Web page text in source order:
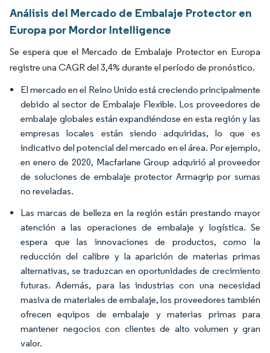
Análisis del Mercado de Embalaje Protector en
Europa por Mordor Intelligence
Se espera que el Mercado de Embalaje Protector en Europa
registre una CAGR del 3,4% durante el período de pronóstico.
El mercado en el Reino Unido está creciendo principalmente
debido al sector de Embalaje Flexible. Los proveedores de
embalaje globales están expandiéndose en esta región y las
empresas locales están siendo adquiridas, lo que es
indicativo del potencial del mercado en el área. Por ejemplo,
en enero de 2020, Macfarlane Group adquirió al proveedor
de soluciones de embalaje protector Armagrip por sumas
no reveladas.
Las marcas de belleza en la región están prestando mayor
atención a las operaciones de embalaje y logística. Se
espera que las innovaciones de productos, como la
reducción del calibre y la aparición de materias primas
alternativas, se traduzcan en oportunidades de crecimiento
futuras. Además, para las industrias con una necesidad
masiva de materiales de embalaje, los proveedores también
ofrecen equipos de embalaje y materias primas para
mantener negocios con clientes de alto volumen y gran
valor.